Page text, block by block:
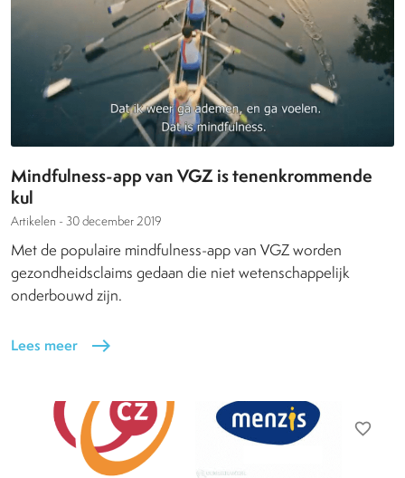
Mindfulness-app van VGZ is tenenkrommende
kul
Artikelen - 30 december 2019
Met de populaire mindfulness-app van VGZ worden
gezondheidsclaims gedaan die niet wetenschappelijk
onderbouwd zijn.
Lees meer east
favorite_border